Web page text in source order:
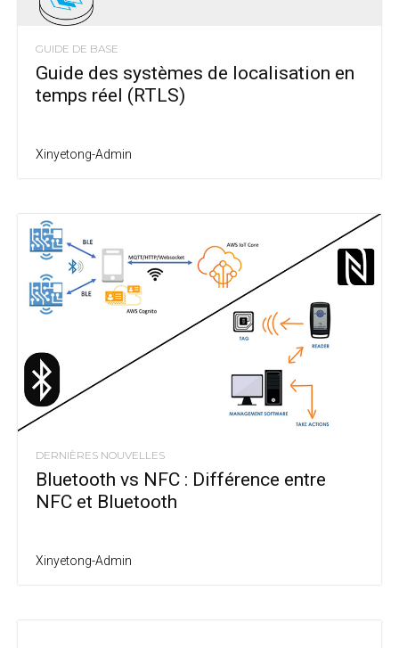
GUIDE DE BASE
Guide des systèmes de localisation en
temps réel (RTLS)
Xinyetong-Admin
DERNIÈRES NOUVELLES
Bluetooth vs NFC : Différence entre
NFC et Bluetooth
Xinyetong-Admin